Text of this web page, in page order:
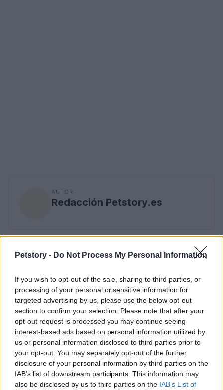
Petstory - Do Not Process My Personal Information
If you wish to opt-out of the sale, sharing to third parties, or
processing of your personal or sensitive information for
targeted advertising by us, please use the below opt-out
section to confirm your selection. Please note that after your
opt-out request is processed you may continue seeing
interest-based ads based on personal information utilized by
us or personal information disclosed to third parties prior to
your opt-out. You may separately opt-out of the further
disclosure of your personal information by third parties on the
IAB’s list of downstream participants. This information may
also be disclosed by us to third parties on the IAB’s List of
AUTOR
Redacción Petstory.es